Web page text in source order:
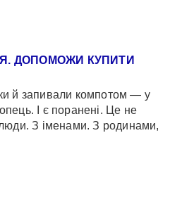
ДОПОМОЖИ КУПИТИ
й запивали компотом — у
І є поранені. Це не
З іменами. З родинами,